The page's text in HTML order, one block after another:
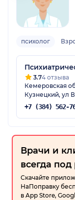
психолог
3.74 отзыва
Кемеровская
Кузнецкий, ул
Врачи и
всегда под
Скачайте
НаПоправку
в App Store,